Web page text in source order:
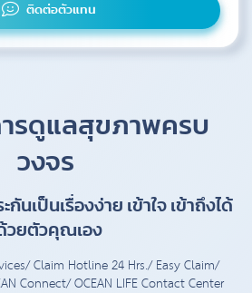
ติดต่อตัวแทน
รดูแลสุขภาพครบ
วงจร
กันเป็นเรื่องง่าย เข้าใจ เข้าถึงได้
วยตัวคุณเอง
Claim Hotline 24 Hrs./ Easy Claim/
Connect/ OCEAN LIFE Contact Center